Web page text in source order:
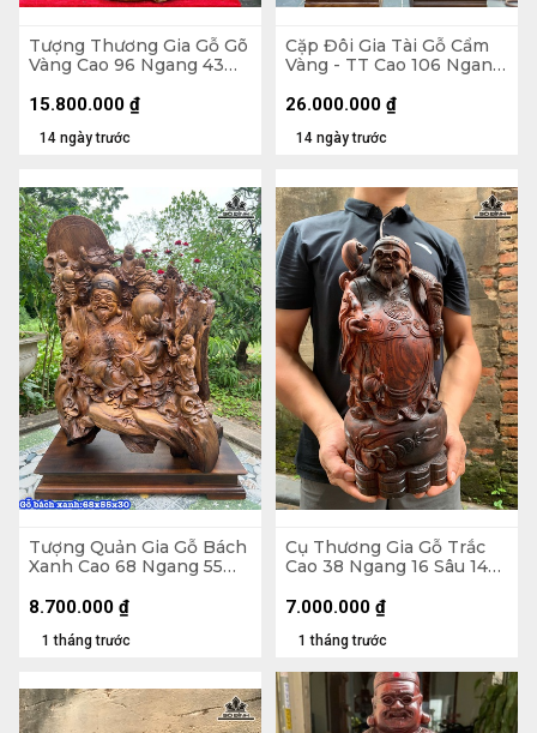
Tượng Thương Gia Gỗ Gõ
Vàng Cao 96 Ngang 43
14 ngày trước
15.800.000 ₫
Cặp Đôi Gia Tài Gỗ Cẩm
Vàng - TT Cao 106 Ngang
103 Ngang 48 Sâu 25 (cm)
14 ngày trước
26.000.000 ₫
Tượng Quản Gia Gỗ Bách
Xanh Cao 68 Ngang 55
1 tháng trước
8.700.000 ₫
Cụ Thương Gia Gỗ Trắc
Cao 38 Ngang 16 Sâu 14
1 tháng trước
7.000.000 ₫